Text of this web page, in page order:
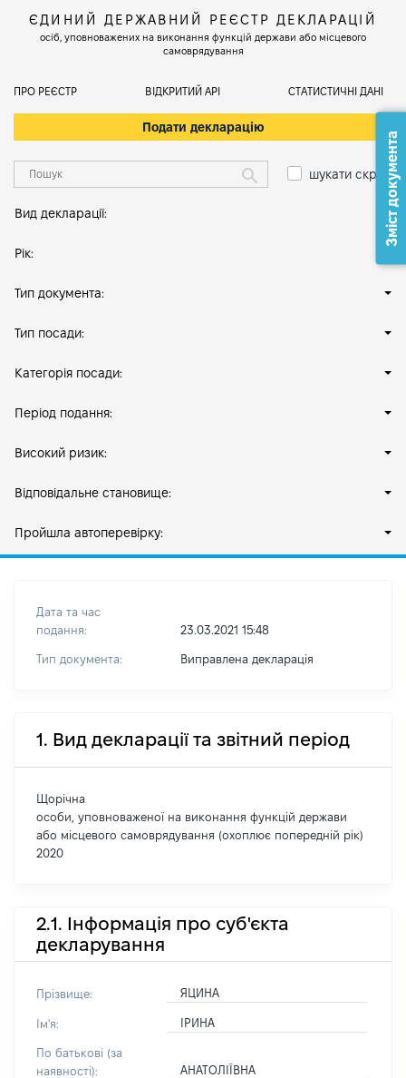
ЄДИНИЙ ДЕРЖАВНИЙ РЕЄСТР ДЕКЛАРАЦІЙ
осіб, уповноважених на виконання функцій держави або місцевого
самоврядування
ПРО РЕЄСТР ВІДКРИТИЙ АРІ СТАТИСТИЧНІ ДАНІ
Подати декларацію
шукати скрізь
Вид декларації:
Рік:
Тип документа:
Тип посади:
Категорія посади:
Період подання:
Високий ризик:
Відповідальне становище:
Пройшла автоперевірку:
Дата та час
подання:
23.03.2021 15:48
Тип документа: Виправлена декларація
1. Вид декларації та звітний період
Щорічна
особи, уповноваженої на виконання функцій держави
або місцевого самоврядування (охоплює попередній рік)
2020
2.1. Інформація про суб'єкта
декларування
Прізвище: ЯЦИНА
Ім'я: ІРИНА
По батькові (за
наявності):
АНАТОЛІЇВНА
Зміст документа